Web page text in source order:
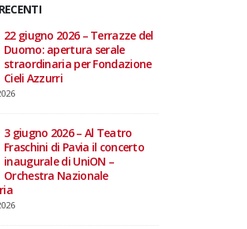
22 giugno 2026 – Terrazze del
Duomo: apertura serale
straordinaria per Fondazione
Cieli Azzurri
3 giugno 2026 – Al Teatro
Fraschini di Pavia il concerto
inaugurale di UniON –
Orchestra Nazionale